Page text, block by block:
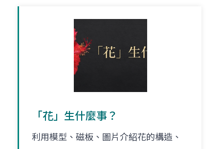
「花」生什麼事？
利用模型、磁板、圖片介紹花的構造、